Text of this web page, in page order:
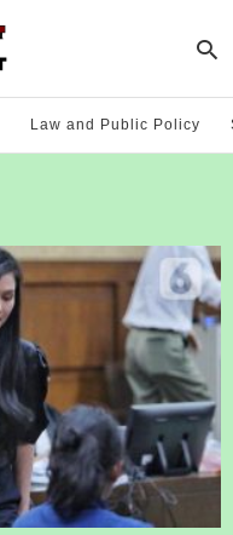
Law and Public Policy